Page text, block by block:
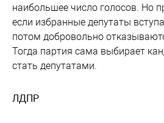
наибольшее число голосов. Но
если избранные депутаты
потом добровольно
Тогда партия сама выбирает
стать депутатами.
ЛДПР